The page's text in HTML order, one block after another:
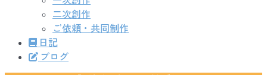
二次創作
ご依頼・共同制作
日記
ブログ